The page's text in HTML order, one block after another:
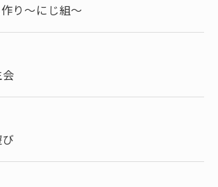
り～にじ組～
会